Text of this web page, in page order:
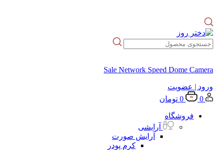
Sale Network Speed Dome Camera
ورود | عضویت
0
0 تومان
فروشگاه
آرایشی
آرایش صورت
کرم پودر